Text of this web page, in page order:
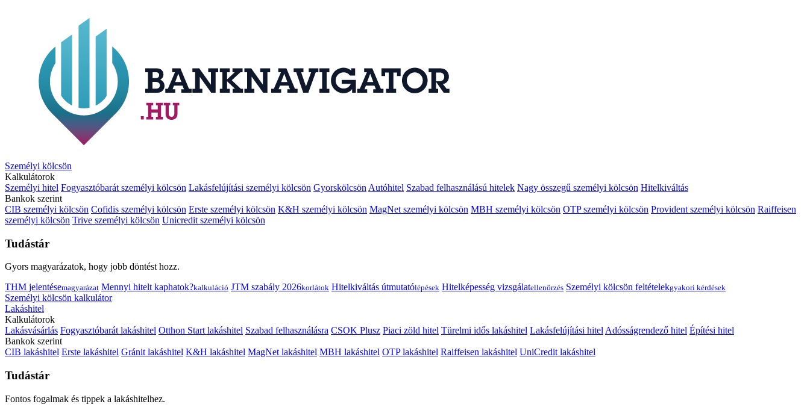
Személyi kölcsön
Kalkulátorok
Személyi hitel Fogyasztóbarát személyi kölcsön Lakásfelújítási személyi kölcsön Gyorskölcsön Autóhitel Szabad felhasználású hitelek Nagy összegű személyi kölcsön Hitelkiváltás
Bankok szerint
CIB személyi kölcsön Cofidis személyi kölcsön Erste személyi kölcsön K&H személyi kölcsön MagNet személyi kölcsön MBH személyi kölcsön OTP személyi kölcsön Provident személyi kölcsön Raiffeisen
személyi kölcsön Trive személyi kölcsön Unicredit személyi kölcsön
Tudástár
Gyors magyarázatok, hogy jobb döntést hozz.
THM jelentésemagyarázat Mennyi hitelt kaphatok?kalkuláció JTM szabály 2026korlátok Hitelkiváltás útmutatólépések Hitelképesség vizsgálatellenőrzés Személyi kölcsön feltételekgyakori kérdések
Személyi kölcsön kalkulátor
Lakáshitel
Kalkulátorok
Lakásvásárlás Fogyasztóbarát lakáshitel Otthon Start lakáshitel Szabad felhasználásra CSOK Plusz Piaci zöld hitel Türelmi idős lakáshitel Lakásfelújítási hitelAdósságrendező hitel Építési hitel
Bankok szerint
CIB lakáshitel Erste lakáshitel Gránit lakáshitel K&H lakáshitel MagNet lakáshitel MBH lakáshitel OTP lakáshitel Raiffeisen lakáshitel UniCredit lakáshitel
Tudástár
Fontos fogalmak és tippek a lakáshitelhez.